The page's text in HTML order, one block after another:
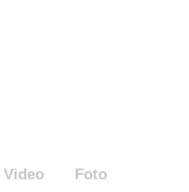
Video
Foto